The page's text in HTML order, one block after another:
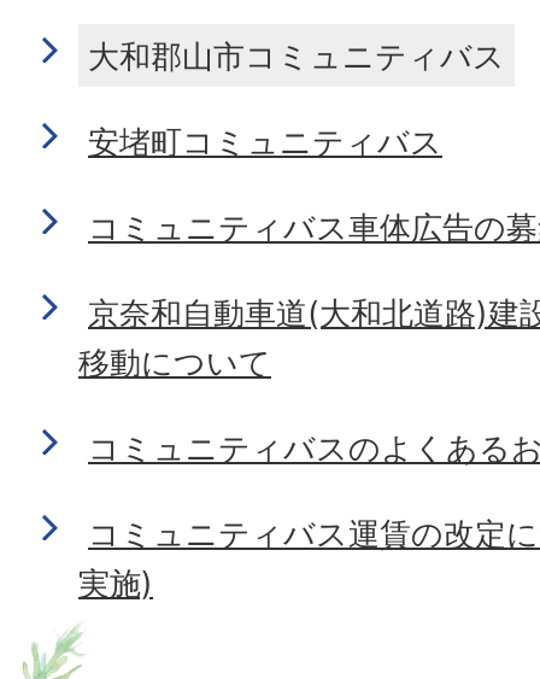
大和郡山市コミュニティバス
安堵町コミュニティバス
コミュニティバス車体広告の
京奈和自動車道(大和北道路)建
移動について
コミュニティバスのよくある
コミュニティバス運賃の改定
実施)